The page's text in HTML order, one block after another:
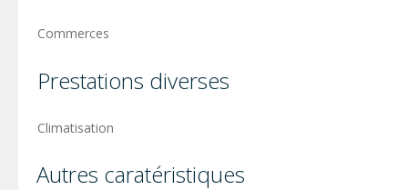
Commerces
Prestations diverses
Climatisation
Autres caratéristiques